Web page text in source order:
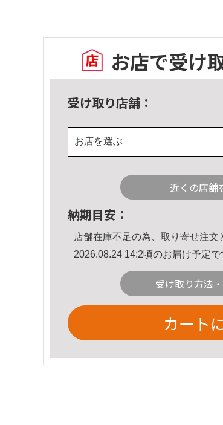
お店で受け
受け取り店舗：
お店を選ぶ
近くの店舗
納期目安：
店舗在庫不足の為、取り寄せ注文
2026.08.24 14:2頃のお届け予定で
受け取り方法
カート